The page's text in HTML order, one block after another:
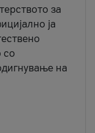
за
ја
со
на